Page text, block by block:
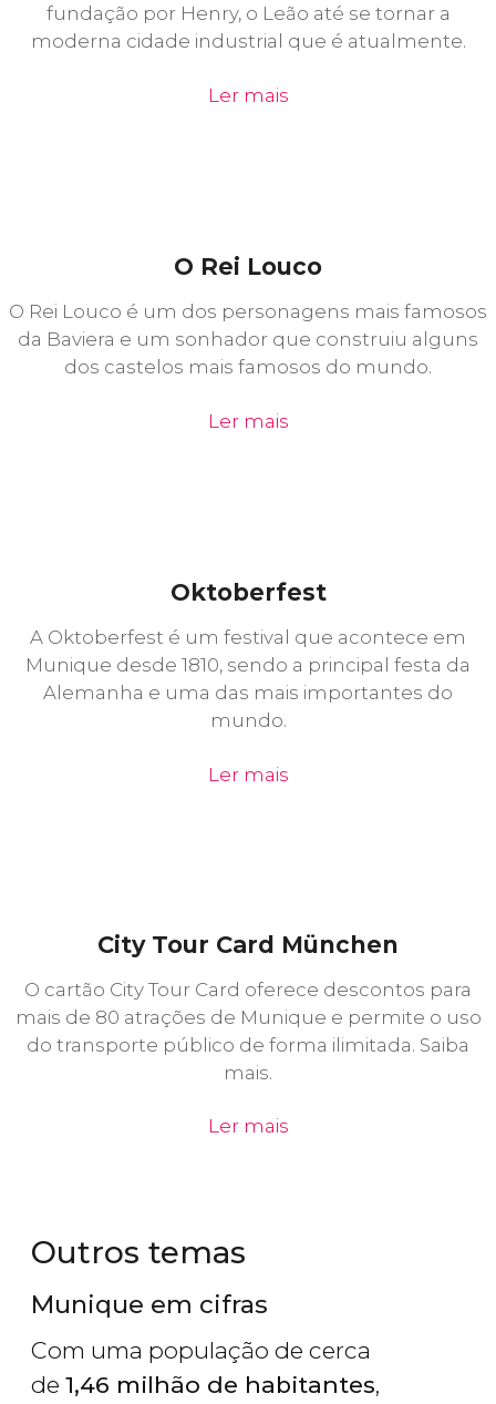
fundação por Henry, o Leão até se tornar a
moderna cidade industrial que é atualmente.
Ler mais
O Rei Louco
O Rei Louco é um dos personagens mais famosos
da Baviera e um sonhador que construiu alguns
dos castelos mais famosos do mundo.
Ler mais
Oktoberfest
A Oktoberfest é um festival que acontece em
Munique desde 1810, sendo a principal festa da
Alemanha e uma das mais importantes do
mundo.
Ler mais
City Tour Card München
O cartão City Tour Card oferece descontos para
mais de 80 atrações de Munique e permite o uso
do transporte público de forma ilimitada. Saiba
mais.
Ler mais
Outros temas
Munique em cifras
Com uma população de cerca
de 1,46 milhão de habitantes,